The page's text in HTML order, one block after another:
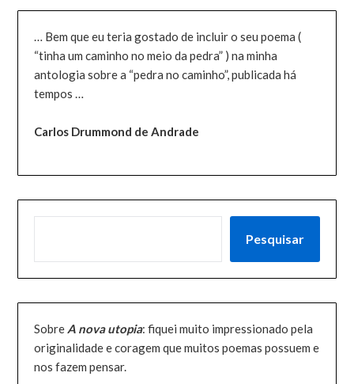
… Bem que eu teria gostado de incluir o seu poema (
“tinha um caminho no meio da pedra” ) na minha
antologia sobre a “pedra no caminho”, publicada há
tempos …
Carlos Drummond de Andrade
Pesquisar
Sobre A nova utopia: fiquei muito impressionado pela
originalidade e coragem que muitos poemas possuem e
nos fazem pensar.